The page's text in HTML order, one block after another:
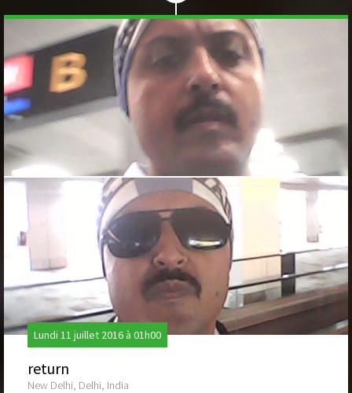
Lundi 11 juillet 2016 à 01h00
return
New Delhi, Delhi, India